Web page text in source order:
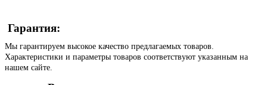
Гарантия:
Мы гарантируем высокое качество предлагаемых товаров.
Характеристики и параметры товаров соответствуют указанным на
нашем сайте.